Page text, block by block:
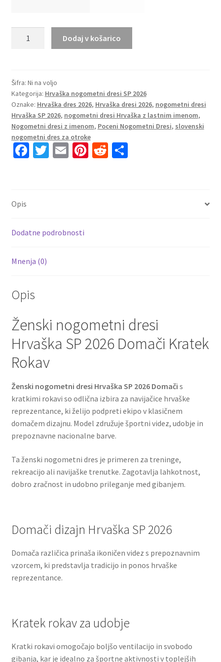
SP
2026
Domači
Kratek
Rokav
količina
Dodaj v košarico
Šifra: Ni na voljo
Kategorija: Hrvaška nogometni dresi SP 2026
Oznake: Hrvaška dres 2026, Hrvaška dresi 2026, nogometni dresi
Hrvaška SP 2026, nogometni dresi Hrvaška z lastnim imenom,
Nogometni dresi z imenom, Poceni Nogometni Dresi, slovenski
nogometni dres za otroke
Fa
k
T E Pi R S
Opis
Dodatne podrobnosti
Mnenja (0)
Opis
Ženski nogometni dresi
Hrvaška SP 2026 Domači Kratek
Rokav
Ženski nogometni dresi Hrvaška SP 2026 Domači s
kratkimi rokavi so odlična izbira za navijačice hrvaške
reprezentance, ki želijo podpreti ekipo v klasičnem
domačem dizajnu. Model združuje športni videz, udobje in
prepoznavne nacionalne barve.
Ta ženski nogometni dres je primeren za treninge,
rekreacijo ali navijaške trenutke. Zagotavlja lahkotnost,
dobro zračnost in udobno prileganje med gibanjem.
Domači dizajn Hrvaška SP 2026
Domača različica prinaša ikoničen videz s prepoznavnim
vzorcem, ki predstavlja tradicijo in ponos hrvaške
reprezentance.
Kratek rokav za udobje
Kratki rokavi omogočajo boljšo ventilacijo in svobodo
gibanja, kar je idealno za športne aktivnosti v toplejših